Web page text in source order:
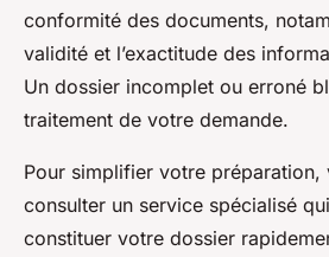
conformité des documents,
validité et l’exactitude des
Un dossier incomplet ou erroné
traitement de votre demande.
Pour simplifier votre préparation,
consulter un service spécialisé
constituer votre dossier